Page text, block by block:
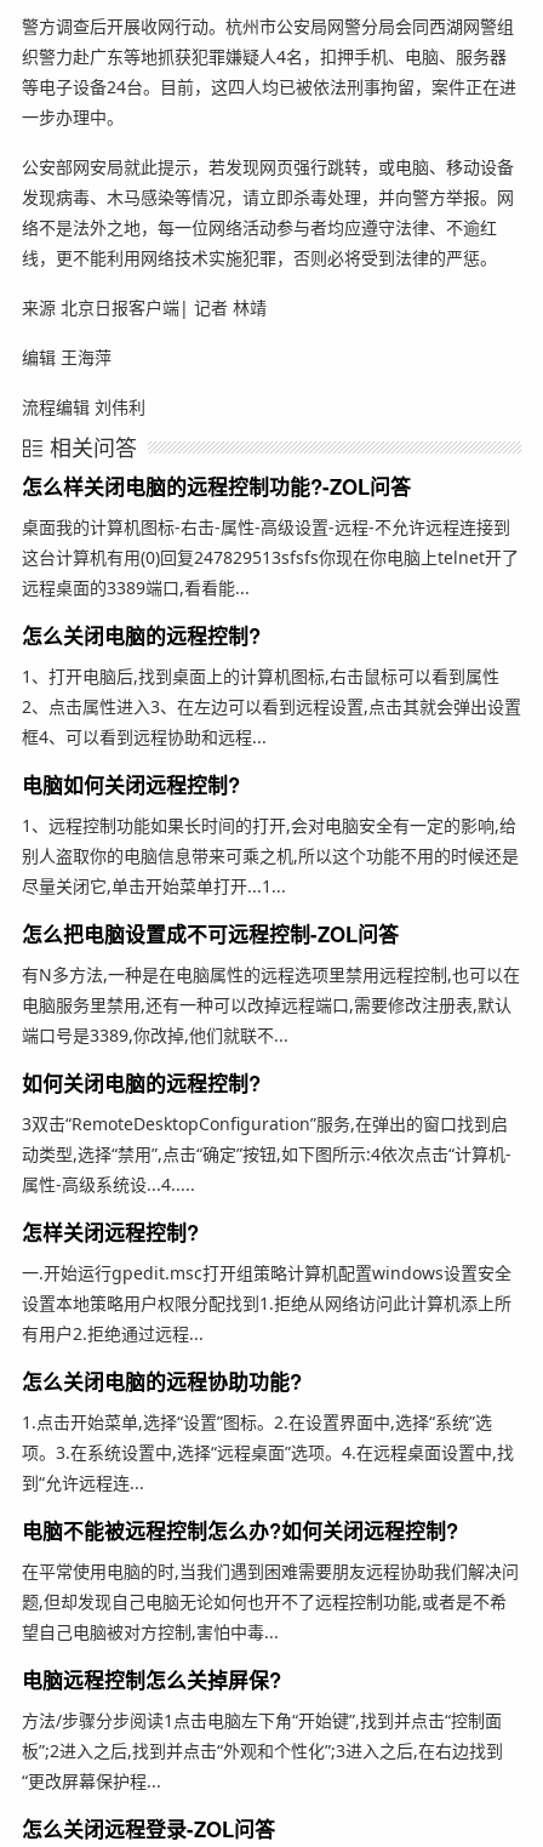
警方调查后开展收网行动。杭州市公安局网警分局会同西湖网警组
织警力赴广东等地抓获犯罪嫌疑人4名，扣押手机、电脑、服务器
等电子设备24台。目前，这四人均已被依法刑事拘留，案件正在进
一步办理中。
公安部网安局就此提示，若发现网页强行跳转，或电脑、移动设备
发现病毒、木马感染等情况，请立即杀毒处理，并向警方举报。网
络不是法外之地，每一位网络活动参与者均应遵守法律、不逾红
线，更不能利用网络技术实施犯罪，否则必将受到法律的严惩。
来源 北京日报客户端| 记者 林靖
编辑 王海萍
流程编辑 刘伟利
相关问答
怎么样关闭电脑的远程控制功能?-ZOL问答
桌面我的计算机图标-右击-属性-高级设置-远程-不允许远程连接到
这台计算机有用(0)回复247829513sfsfs你现在你电脑上telnet开了
远程桌面的3389端口,看看能...
怎么关闭电脑的远程控制?
1、打开电脑后,找到桌面上的计算机图标,右击鼠标可以看到属性
2、点击属性进入3、在左边可以看到远程设置,点击其就会弹出设置
框4、可以看到远程协助和远程...
电脑如何关闭远程控制?
1、远程控制功能如果长时间的打开,会对电脑安全有一定的影响,给
别人盗取你的电脑信息带来可乘之机,所以这个功能不用的时候还是
尽量关闭它,单击开始菜单打开...1...
怎么把电脑设置成不可远程控制-ZOL问答
有N多方法,一种是在电脑属性的远程选项里禁用远程控制,也可以在
电脑服务里禁用,还有一种可以改掉远程端口,需要修改注册表,默认
端口号是3389,你改掉,他们就联不...
如何关闭电脑的远程控制?
3双击“RemoteDesktopConfiguration”服务,在弹出的窗口找到启
动类型,选择“禁用”,点击“确定”按钮,如下图所示:4依次点击“计算机-
属性-高级系统设...4.....
怎样关闭远程控制?
一.开始运行gpedit.msc打开组策略计算机配置windows设置安全
设置本地策略用户权限分配找到1.拒绝从网络访问此计算机添上所
有用户2.拒绝通过远程...
怎么关闭电脑的远程协助功能?
1.点击开始菜单,选择“设置”图标。2.在设置界面中,选择“系统”选
项。3.在系统设置中,选择“远程桌面”选项。4.在远程桌面设置中,找
到“允许远程连...
电脑不能被远程控制怎么办?如何关闭远程控制?
在平常使用电脑的时,当我们遇到困难需要朋友远程协助我们解决问
题,但却发现自己电脑无论如何也开不了远程控制功能,或者是不希
望自己电脑被对方控制,害怕中毒...
电脑远程控制怎么关掉屏保?
方法/步骤分步阅读1点击电脑左下角“开始键”,找到并点击“控制面
板”;2进入之后,找到并点击“外观和个性化”;3进入之后,在右边找到
“更改屏幕保护程...
怎么关闭远程登录-ZOL问答